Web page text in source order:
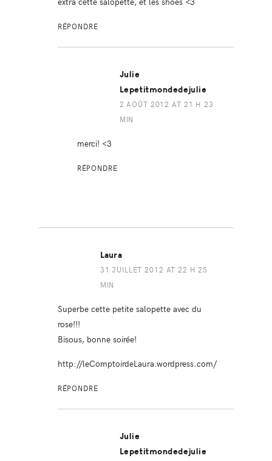
RÉPONDRE
Julie
Lepetitmondedejulie
2 AOÛT 2012 AT 21 H 23
MIN
merci! <3
RÉPONDRE
Laura
31 JUILLET 2012 AT 22 H 25
MIN
Superbe cette petite salopette avec du
rose!!!
Bisous, bonne soirée!
http://leComptoirdeLaura.wordpress.com/
RÉPONDRE
Julie
Lepetitmondedejulie